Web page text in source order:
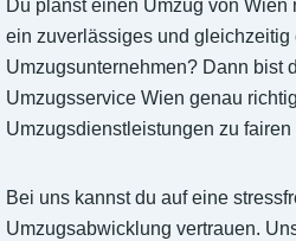
Du planst einen Umzug von
ein zuverlässiges und
Umzugsunternehmen? Dann bist
Umzugsservice Wien genau
Umzugsdienstleistungen zu fairen
Bei uns kannst du auf eine
Umzugsabwicklung vertrauen.